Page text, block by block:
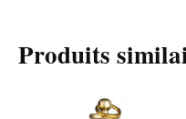
Produits